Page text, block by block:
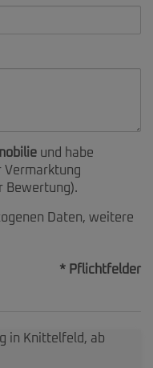
und habe
Vermarktung
Bewertung).
Daten, weitere
* Pflichtfelder